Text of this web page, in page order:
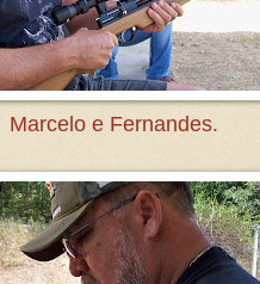
Marcelo e Fernandes.